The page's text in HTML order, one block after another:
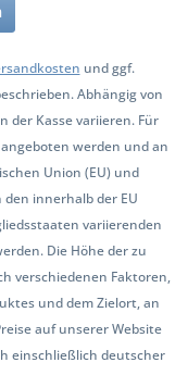
und ggf.
Abhängig von
der Kasse variieren. Für
werden und an
Union (EU) und
innerhalb der EU
variierenden
Die Höhe der zu
verschiedenen Faktoren,
und dem Zielort, an
auf unserer Website
einschließlich deutscher